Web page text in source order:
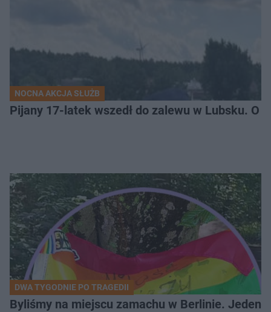
NOCNA AKCJA SŁUŻB
Pijany 17-latek wszedł do zalewu w Lubsku. O
DWA TYGODNIE PO TRAGEDII
Byliśmy na miejscu zamachu w Berlinie. Jeden